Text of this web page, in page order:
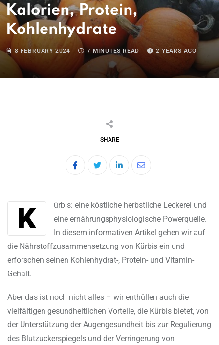
Kalorien, Protein,
Kohlenhydrate
8 FEBRUARY 2024 7 MINUTES READ 2 YEARS AGO
SHARE
LinkedInShare
Kürbis: eine köstliche herbstliche Leckerei und
eine ernährungsphysiologische Powerquelle.
In diesem informativen Artikel gehen wir auf
die Nährstoffzusammensetzung von Kürbis ein und
erforschen seinen Kohlenhydrat-, Protein- und Vitamin-
Gehalt.
Aber das ist noch nicht alles – wir enthüllen auch die
vielfältigen gesundheitlichen Vorteile, die Kürbis bietet, von
der Unterstützung der Augengesundheit bis zur Regulierung
des Blutzuckerspiegels und der Verringerung von